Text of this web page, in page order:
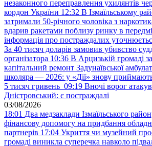
незаконного переправлення ухилянтів
кордон України 12:32 В Ізмаїльському
затримали 50-річного чоловіка з
вдарив ракетами поблизу ринку в
інформація про постраждалих
За 40 тисяч доларів замовив убивство
організатора 10:36 В Арцизькій громаді
капітальний ремонт Задунаївської
школяра — 2026: у «Дії» знову
5 тисяч гривень 09:19 Вночі ворог
Дністровський: є постраждалі
03/08/2026
18:01 Два медзаклади Ізмаїльського
фінансову допомогу на придбання
партнерів 17:04 Укриття чи музейний
громаді виникла суперечка навколо